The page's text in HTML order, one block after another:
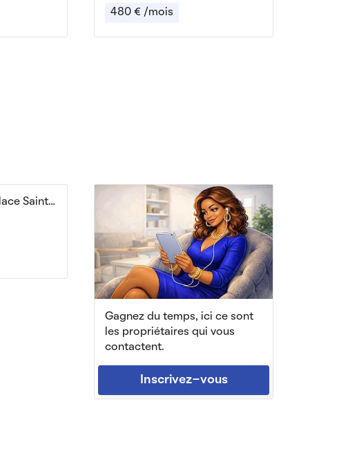
Gagnez du temps, ici ce sont
les propriétaires qui vous
contactent.
Inscrivez-vous
480 € /mois
Beau studio 26m² Place Saint Martin centre ville